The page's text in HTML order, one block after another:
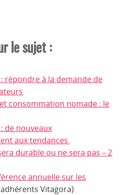
le sujet :
répondre à la demande de
consommation nomade : le
de nouveaux
aux tendances
durable ou ne sera pas – 2
annuelle sur les
Vitagora)